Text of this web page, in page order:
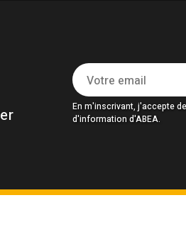
En m'inscrivant, j'accepte
d'information d'ABEA.